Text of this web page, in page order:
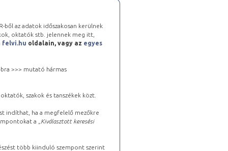
ből az adatok időszakosan kerülnek
oktatók stb. jelennek meg itt,
felvi.hu oldalain, vagy az egyes
>>> mutató hármas
szakok és tanszékek közt.
indíthat, ha a megfelelő mezőkre
a „ Kiválasztott keresési
több kiinduló szempont szerint